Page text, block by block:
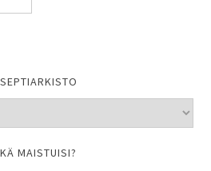
MAISTUISI?